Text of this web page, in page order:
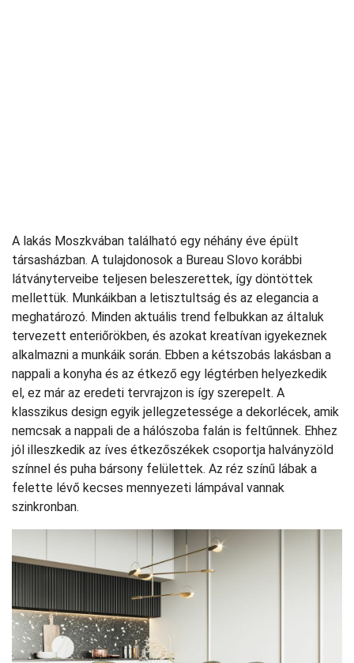
A lakás Moszkvában található egy néhány éve épült
társasházban. A tulajdonosok a Bureau Slovo korábbi
látványterveibe teljesen beleszerettek, így döntöttek
mellettük. Munkáikban a letisztultság és az elegancia a
meghatározó. Minden aktuális trend felbukkan az általuk
tervezett enteriőrökben, és azokat kreatívan igyekeznek
alkalmazni a munkáik során. Ebben a kétszobás lakásban a
nappali a konyha és az étkező egy légtérben helyezkedik
el, ez már az eredeti tervrajzon is így szerepelt. A
klasszikus design egyik jellegzetessége a dekorlécek, amik
nemcsak a nappali de a hálószoba falán is feltűnnek. Ehhez
jól illeszkedik az íves étkezőszékek csoportja halványzöld
színnel és puha bársony felülettek. Az réz színű lábak a
felette lévő kecses mennyezeti lámpával vannak
szinkronban.